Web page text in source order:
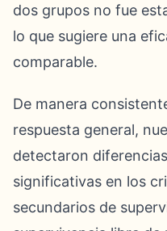
dos grupos no fue
lo que sugiere una
comparable.
De manera
respuesta general,
detectaron
significativas en los
secundarios de